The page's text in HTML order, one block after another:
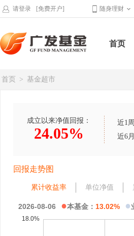
请登录 [免费开户] 随身理财
首页
首页 > 基金超市
成立以来净值回报：
24.05%
近1周
近6月
回报走势图
累计收益率 单位净值
2026-08-06 ●本基金： 13.02% ●